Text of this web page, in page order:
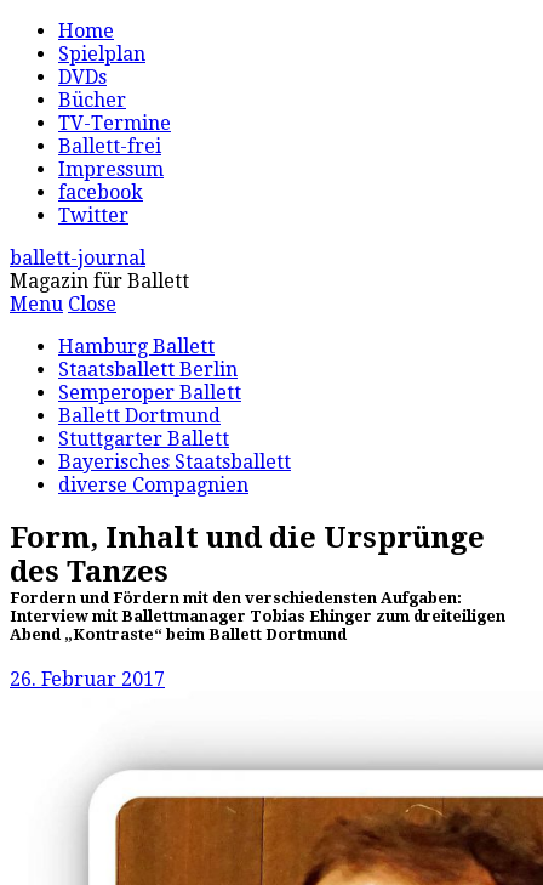
Home
Spielplan
DVDs
Bücher
TV-Termine
Ballett-frei
Impressum
facebook
Twitter
ballett-journal
Magazin für Ballett
Menu Close
Hamburg Ballett
Staatsballett Berlin
Semperoper Ballett
Ballett Dortmund
Stuttgarter Ballett
Bayerisches Staatsballett
diverse Compagnien
Form, Inhalt und die Ursprünge
des Tanzes
Fordern und Fördern mit den verschiedensten Aufgaben:
Interview mit Ballettmanager Tobias Ehinger zum dreiteiligen
Abend „Kontraste“ beim Ballett Dortmund
26. Februar 2017